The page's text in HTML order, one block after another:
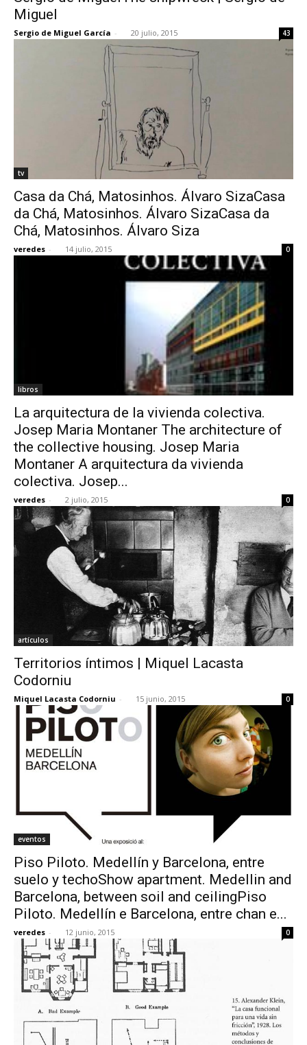
Miguel
Sergio de Miguel García - 20 julio, 2015 43
tv
Casa da Chá, Matosinhos. Álvaro SizaCasa
da Chá, Matosinhos. Álvaro SizaCasa da
Chá, Matosinhos. Álvaro Siza
veredes - 14 julio, 2015 0
libros
La arquitectura de la vivienda colectiva.
Josep Maria Montaner The architecture of
the collective housing. Josep Maria
Montaner A arquitectura da vivienda
colectiva. Josep...
veredes - 2 julio, 2015 0
artículos
Territorios íntimos | Miquel Lacasta
Codorniu
Miquel Lacasta Codorniu - 15 junio, 2015 0
eventos
Piso Piloto. Medellín y Barcelona, entre
suelo y techoShow apartment. Medellin and
Barcelona, between soil and ceilingPiso
Piloto. Medellín e Barcelona, entre chan e...
veredes - 12 junio, 2015 0